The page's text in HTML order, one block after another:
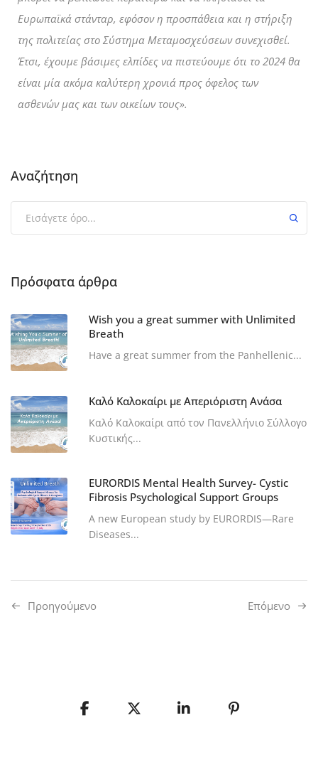
Ευρωπαϊκά στάνταρ, εφόσον η προσπάθεια και η στήριξη
της πολιτείας στο Σύστημα Μεταμοσχεύσεων συνεχισθεί.
Έτσι, έχουμε βάσιμες ελπίδες να πιστεύουμε ότι το 2024 θα
είναι μία ακόμα καλύτερη χρονιά προς όφελος των
ασθενών μας και των οικείων τους».
Αναζήτηση
Πρόσφατα άρθρα
Wish you a great summer with Unlimited
Breath
Have a great summer from the Panhellenic...
Καλό Καλοκαίρι με Απεριόριστη Ανάσα
Καλό Καλοκαίρι από τον Πανελλήνιο Σύλλογο
Κυστικής...
EURORDIS Mental Health Survey- Cystic
Fibrosis Psychological Support Groups
A new European study by EURORDIS—Rare
Diseases...
Προηγούμενo Επόμενο